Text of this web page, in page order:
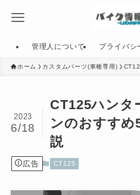
管理人について プライバシ
ホーム カスタムパーツ(車種専用)
CT125ハンタ
ンのおすすめ
説
2023
6/18
広告 CT125